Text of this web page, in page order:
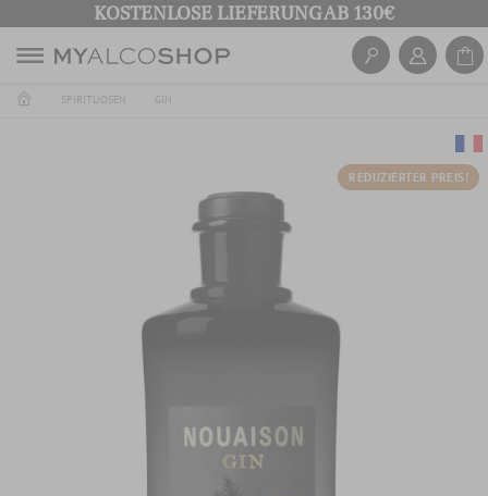
KOSTENLOSE LIEFERUNG AB 130€
SPIRITUOSEN GIN
REDUZIERTER PREIS!